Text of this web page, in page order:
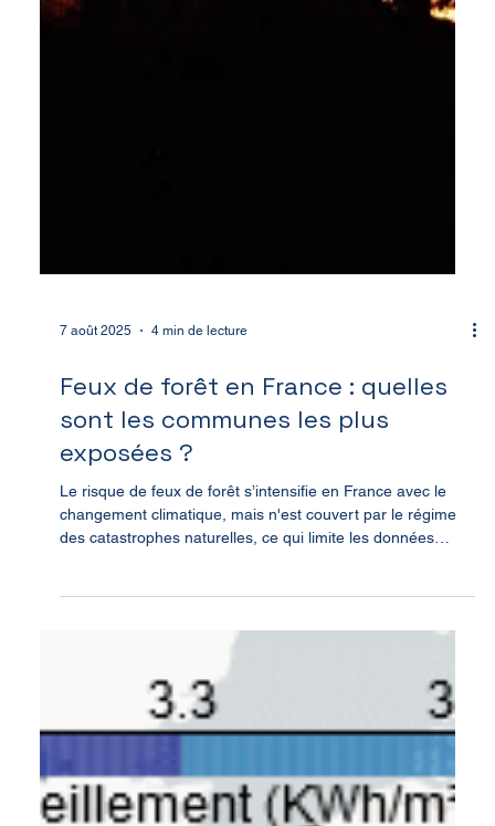
Feux de forêt en France : quelles
sont les communes les plus
exposées ?
Le risque de feux de forêt s’intensifie en France avec le
changement climatique, mais n'est couvert par le régime
historiques disponibles à l'échelle communale. Callendar